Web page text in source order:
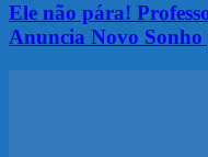
Ele não pára!
Anuncia Novo